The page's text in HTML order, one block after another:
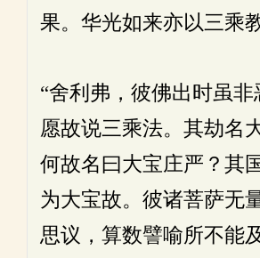
果。华光如来亦以三乘
“舍利弗，彼佛出时虽
愿故说三乘法。其劫名
何故名曰大宝庄严？其
为大宝故。彼诸菩萨无
思议，算数譬喻所不能